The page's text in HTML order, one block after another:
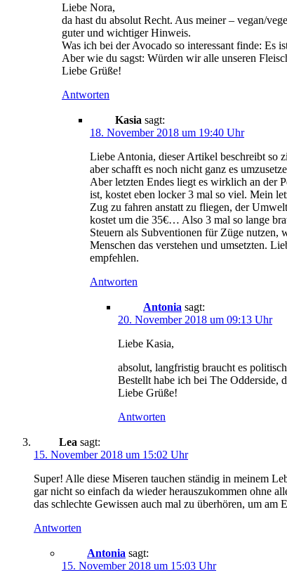
Liebe Nora,
da hast du absolut Recht. Aus meiner – vegan/
guter und wichtiger Hinweis.
Was ich bei der Avocado so interessant finde: Es
Aber wie du sagst: Würden wir alle unseren
Liebe Grüße!
Antworten
Kasia sagt:
18. November 2018 um 19:40 Uhr
Liebe Antonia, dieser Artikel beschreibt so
aber schafft es noch nicht ganz es
Aber letzten Endes liegt es wirklich an der
ist, kostet eben locker 3 mal so viel. Mein
Zug zu fahren anstatt zu fliegen, der
kostet um die 35€… Also 3 mal so lange
Steuern als Subventionen für Züge
Menschen das verstehen und umsetzten.
empfehlen.
Antworten
Antonia sagt:
20. November 2018 um 09:13 Uhr
Liebe Kasia,
absolut, langfristig braucht es
Bestellt habe ich bei The Odderside,
Liebe Grüße!
Antworten
Lea sagt:
15. November 2018 um 15:02 Uhr
Super! Alle diese Miseren tauchen ständig in meinem
gar nicht so einfach da wieder herauszukommen ohne
das schlechte Gewissen auch mal zu überhören, um
Antworten
Antonia sagt:
15. November 2018 um 15:03 Uhr